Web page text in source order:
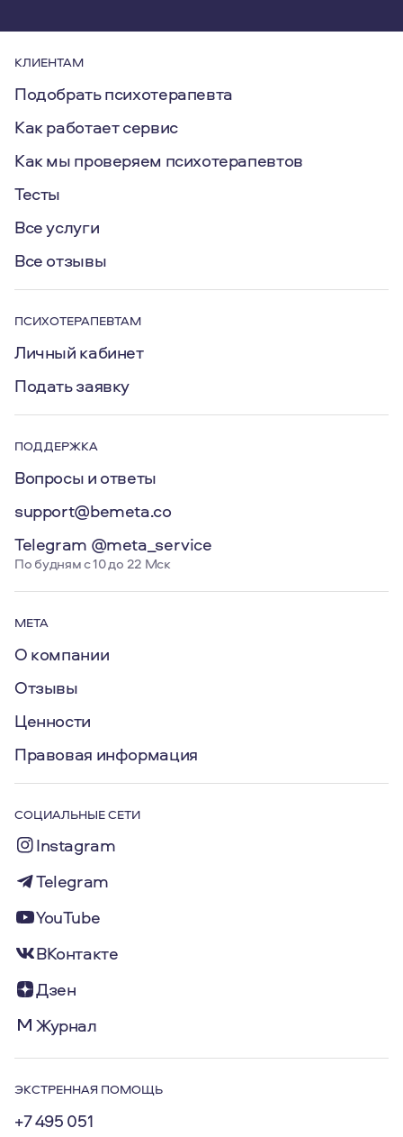
КЛИЕНТАМ
Подобрать психотерапевта
Как работает сервис
Как мы проверяем психотерапевтов
Тесты
Все услуги
Все отзывы
ПСИХОТЕРАПЕВТАМ
Личный кабинет
Подать заявку
ПОДДЕРЖКА
Вопросы и ответы
support@bemeta.co
Telegram @meta_service
По будням с 10 до 22 Мск
МЕТА
О компании
Отзывы
Ценности
Правовая информация
СОЦИАЛЬНЫЕ СЕТИ
Instagram
Telegram
YouTube
ВКонтакте
Дзен
Журнал
ЭКСТРЕННАЯ ПОМОЩЬ
+7 495 051